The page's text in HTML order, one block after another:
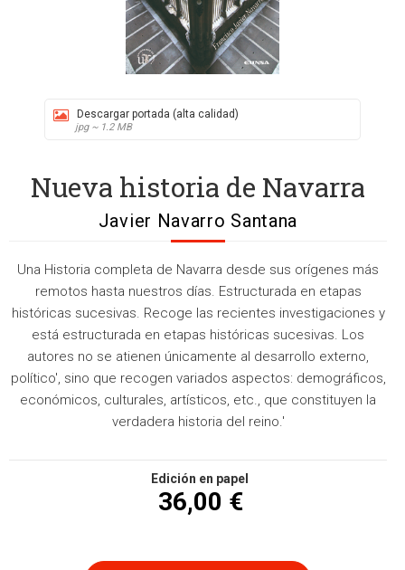
Descargar portada (alta calidad)
jpg ~ 1.2 MB
Nueva historia de Navarra
Javier Navarro Santana
Una Historia completa de Navarra desde sus orígenes más
remotos hasta nuestros días. Estructurada en etapas
históricas sucesivas. Recoge las recientes investigaciones y
está estructurada en etapas históricas sucesivas. Los
autores no se atienen únicamente al desarrollo externo,
político', sino que recogen variados aspectos: demográficos,
económicos, culturales, artísticos, etc., que constituyen la
verdadera historia del reino.'
Edición en papel
36,00 €